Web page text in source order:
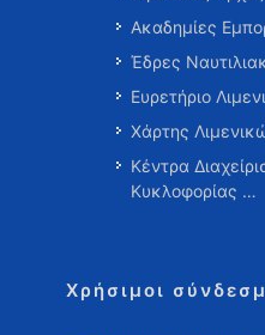
Ακαδημίες
Έδρες
Ευρετήριο
Χάρτης
Κέντρα
Κυκλοφορίας …
Χρήσιμοι